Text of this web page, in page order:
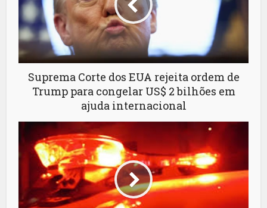
Suprema Corte dos EUA rejeita ordem de
Trump para congelar US$ 2 bilhões em
ajuda internacional